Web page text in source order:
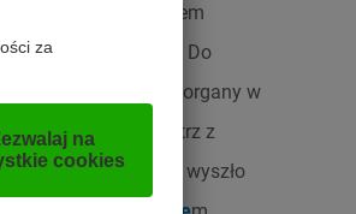
ojcem, Andreasem
w Karyntii. Do
w Bad Ischl, organy w
w Grazu. Organmistrz z
Z jego warsztatu wyszło